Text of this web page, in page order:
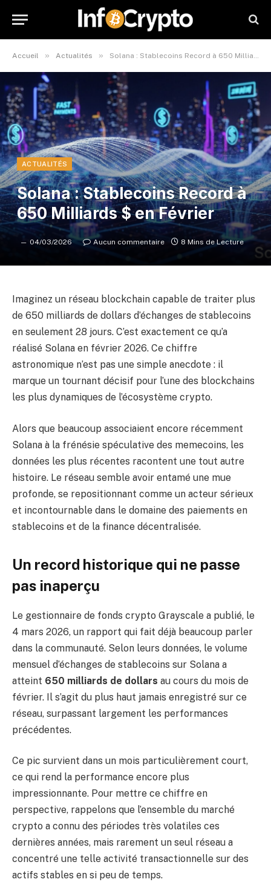
Accueil » Actualités » Solana : Stablecoins Record à 650 Milliards $ en Février
ACTUALITÉS
Solana : Stablecoins Record à
650 Milliards $ en Février
04/03/2026 Aucun commentaire 8 Mins de Lecture
Imaginez un réseau blockchain capable de traiter plus
de 650 milliards de dollars d’échanges de stablecoins
en seulement 28 jours. C’est exactement ce qu’a
réalisé Solana en février 2026. Ce chiffre
astronomique n’est pas une simple anecdote : il
marque un tournant décisif pour l’une des blockchains
les plus dynamiques de l’écosystème crypto.
Alors que beaucoup associaient encore récemment
Solana à la frénésie spéculative des memecoins, les
données les plus récentes racontent une tout autre
histoire. Le réseau semble avoir entamé une mue
profonde, se repositionnant comme un acteur sérieux
et incontournable dans le domaine des paiements en
stablecoins et de la finance décentralisée.
Un record historique qui ne passe
pas inaperçu
Le gestionnaire de fonds crypto Grayscale a publié, le
4 mars 2026, un rapport qui fait déjà beaucoup parler
dans la communauté. Selon leurs données, le volume
mensuel d’échanges de stablecoins sur Solana a
atteint 650 milliards de dollars au cours du mois de
février. Il s’agit du plus haut jamais enregistré sur ce
réseau, surpassant largement les performances
précédentes.
Ce pic survient dans un mois particulièrement court,
ce qui rend la performance encore plus
impressionnante. Pour mettre ce chiffre en
perspective, rappelons que l’ensemble du marché
crypto a connu des périodes très volatiles ces
dernières années, mais rarement un seul réseau a
concentré une telle activité transactionnelle sur des
actifs stables en si peu de temps.